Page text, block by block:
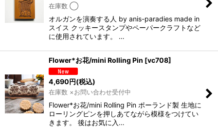
在庫数 ◯
オルガンを演奏する人 by anis-paradies made in
スイス クッキースタンプやペーパークラフトなど
に使用されています。 …
Flower*お花/mini Rolling Pin [vc708]
4,690円(税込)
在庫数 ×お問い合わせ受付中
Flower*お花/mini Rolling Pin ポーランド製 生地に
ローリングピンを押しあてながら模様をつけてい
きます。 後はお気に入…